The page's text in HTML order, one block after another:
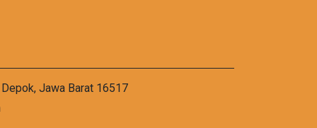
Jawa Barat 16517